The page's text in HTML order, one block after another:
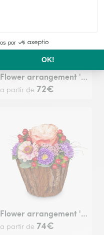
Flower arrangement 'Melody of Color'
a partir de 72€
Flower arrangement 'Little Surprise'
a partir de 74€